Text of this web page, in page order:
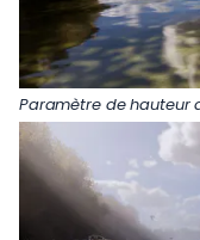
Paramètre de hauteur